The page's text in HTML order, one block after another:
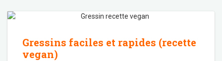
Gressins faciles et rapides (recette
vegan)